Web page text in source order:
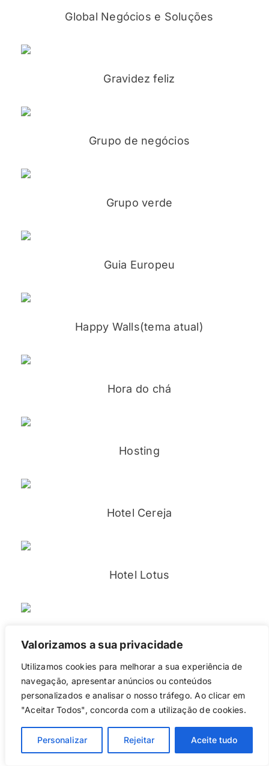
Valorizamos a sua privacidade
Utilizamos cookies para melhorar a sua experiência de
navegação, apresentar anúncios ou conteúdos
personalizados e analisar o nosso tráfego. Ao clicar em
"Aceitar Todos", concorda com a utilização de cookies.
Personalizar Rejeitar Aceite tudo
Global Negócios e Soluções
Gravidez feliz
Grupo de negócios
Grupo verde
Guia Europeu
Happy Walls(tema atual)
Hora do chá
Hosting
Hotel Cereja
Hotel Lotus
Hotel Paris